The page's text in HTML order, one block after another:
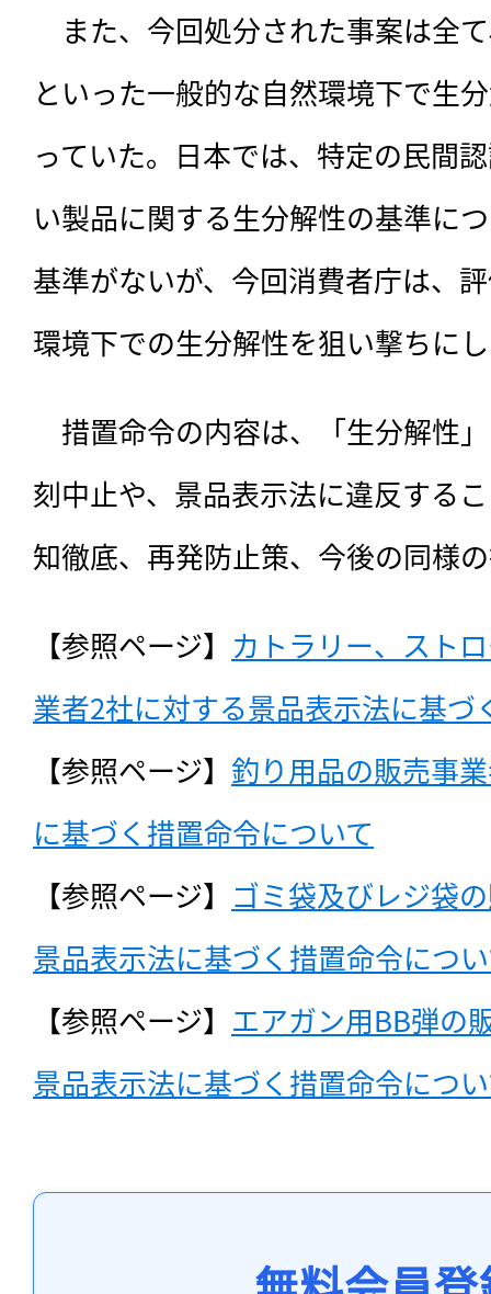
また、今回処分された事案は全
といった一般的な自然環境下で生
っていた。日本では、特定の民間
い製品に関する生分解性の基準に
基準がないが、今回消費者庁は、
環境下での生分解性を狙い撃ちに
措置命令の内容は、「生分解性
刻中止や、景品表示法に違反する
知徹底、再発防止策、今後の同様
【参照ページ】 カトラリー、スト
業者2社に対する景品表示法に基づ
【参照ページ】 釣り用品の販売事
に基づく措置命令について
【参照ページ】 ゴミ袋及びレジ袋
景品表示法に基づく措置命令につ
【参照ページ】 エアガン用BB弾の
景品表示法に基づく措置命令につ